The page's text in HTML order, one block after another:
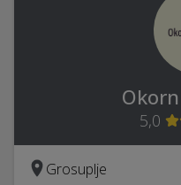
5,0
Grosuplje